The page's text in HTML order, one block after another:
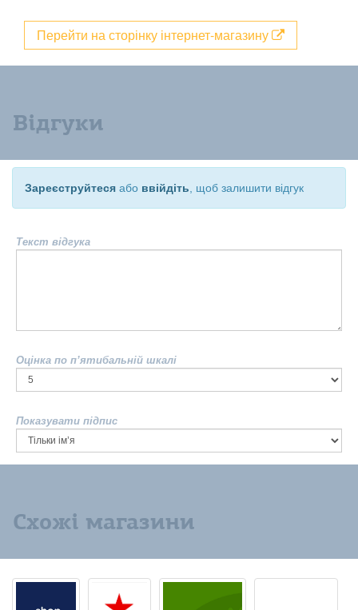
Перейти на сторінку інтернет-магазину
Відгуки
Зареєструйтеся або ввійдіть , щоб залишити відгук
Текст відгука
Оцінка по п’ятибальній шкалі
Показувати підпис
Схожі магазини